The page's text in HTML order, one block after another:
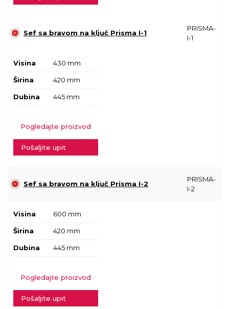
Sef sa bravom na ključ Prisma I-1
PRISMA-
I-1
Visina 430 mm
Širina 420 mm
Dubina 445 mm
Pogledajte proizvod
Pošaljite upit
Sef sa bravom na ključ Prisma I-2
PRISMA-
I-2
Visina 600 mm
Širina 420 mm
Dubina 445 mm
Pogledajte proizvod
Pošaljite upit